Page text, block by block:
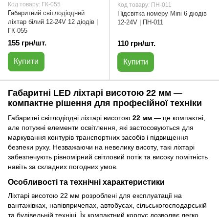
Код товару: ГК-055
Габаритний світлодіодний
ліхтар білий 12-24V 12 діодів |
ГК-055
155 грн/шт.
Купити
Код товару: ПН-011
Підсвітка номеру Mini 6 діодів
12-24V | ПН-011
110 грн/шт.
Купити
Габаритні LED ліхтарі висотою 22 мм —
компактне рішення для професійної техніки
Габаритні світлодіодні ліхтарі висотою 22 мм — це компактні,
але потужні елементи освітлення, які застосовуються для
маркування контурів транспортних засобів і підвищення
безпеки руху. Незважаючи на невелику висоту, такі ліхтарі
забезпечують рівномірний світловий потік та високу помітність
навіть за складних погодних умов.
Особливості та технічні характеристики
Ліхтарі висотою 22 мм розроблені для експлуатації на
вантажівках, напівпричепах, автобусах, сільськогосподарській
та будівельній техніці. Їх компактний корпус дозволяє легко